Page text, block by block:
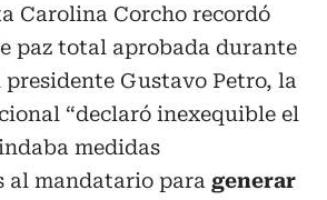
Carolina Corcho recordó
paz total aprobada durante
Gustavo Petro, la
“declaró inexequible el
medidas
al mandatario para generar